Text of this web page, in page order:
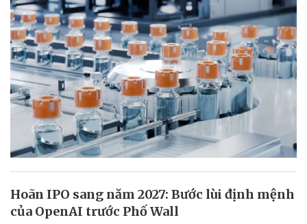
Hoãn IPO sang năm 2027: Bước lùi định mệnh
của OpenAI trước Phố Wall